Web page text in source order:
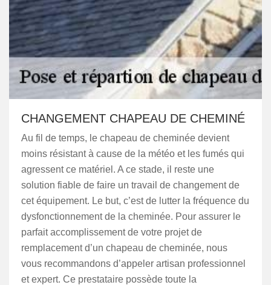
CHANGEMENT CHAPEAU DE CHEMINÉ
Au fil de temps, le chapeau de cheminée devient
moins résistant à cause de la météo et les fumés qui
agressent ce matériel. A ce stade, il reste une
solution fiable de faire un travail de changement de
cet équipement. Le but, c’est de lutter la fréquence du
dysfonctionnement de la cheminée. Pour assurer le
parfait accomplissement de votre projet de
remplacement d’un chapeau de cheminée, nous
vous recommandons d’appeler artisan professionnel
et expert. Ce prestataire possède toute la